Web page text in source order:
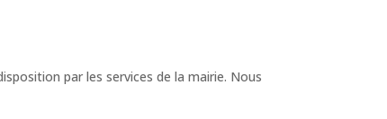
par les services de la mairie. Nous